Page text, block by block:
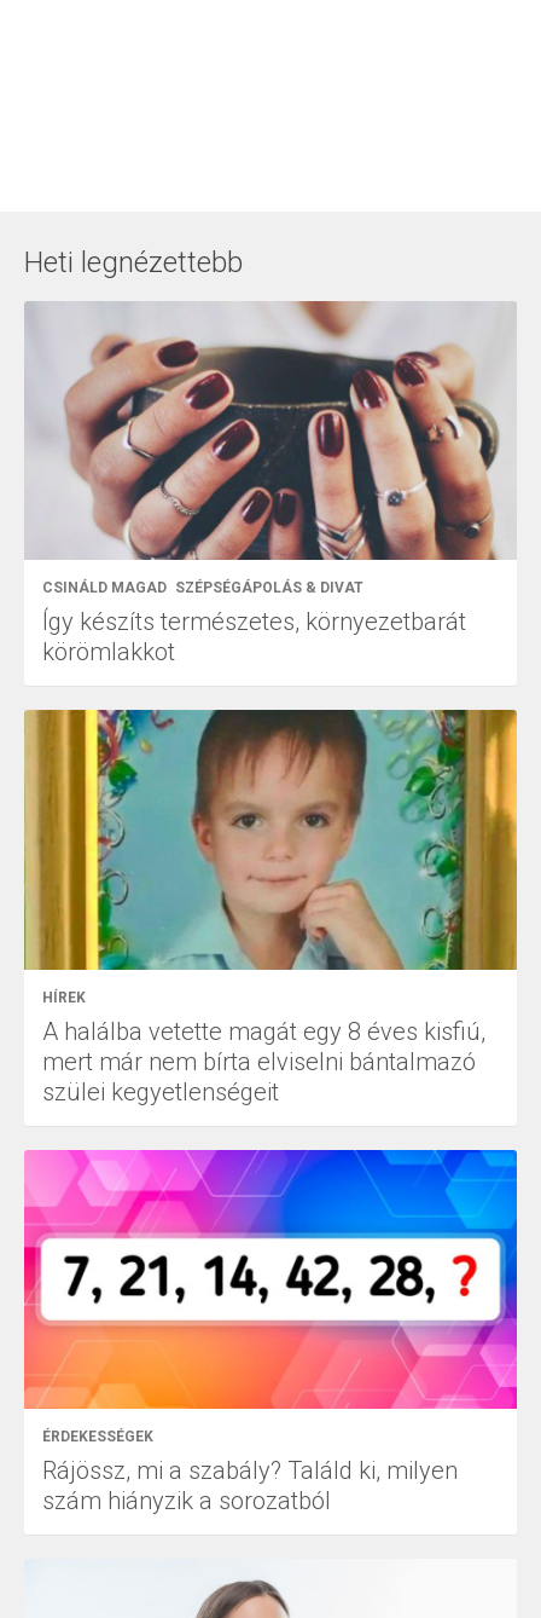
Heti legnézettebb
CSINÁLD MAGAD SZÉPSÉGÁPOLÁS & DIVAT
Így készíts természetes, környezetbarát
körömlakkot
HÍREK
A halálba vetette magát egy 8 éves kisfiú,
mert már nem bírta elviselni bántalmazó
szülei kegyetlenségeit
ÉRDEKESSÉGEK
Rájössz, mi a szabály? Találd ki, milyen
szám hiányzik a sorozatból